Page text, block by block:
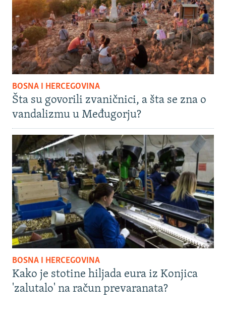
BOSNA I HERCEGOVINA
Šta su govorili zvaničnici, a šta se zna o
vandalizmu u Međugorju?
BOSNA I HERCEGOVINA
Kako je stotine hiljada eura iz Konjica
'zalutalo' na račun prevaranata?